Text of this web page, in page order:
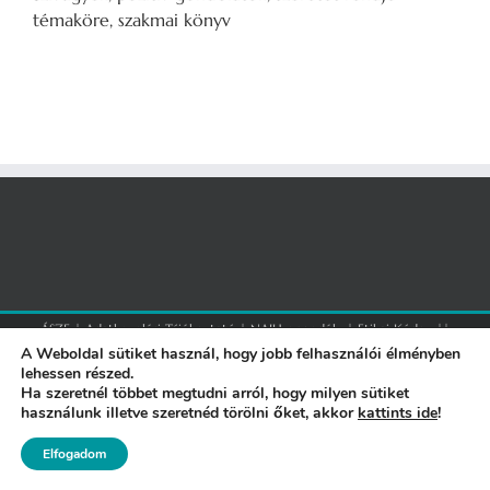
témaköre, szakmai könyv
ÁSZF|Adatkezelési Tájékoztató|NAIH engedély|Etikai Kódex||
Motor:WordPress+ Theme Fusion| Sablon:Avada
Facebook
A Weboldal sütiket használ, hogy jobb felhasználói élményben
lehessen részed.
Ha szeretnél többet megtudni arról, hogy milyen sütiket
használunk illetve szeretnéd törölni őket, akkor kattints ide!
Elfogadom